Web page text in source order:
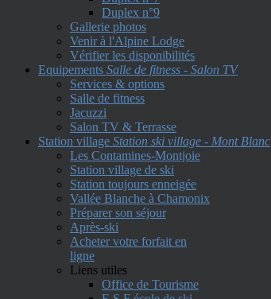
Duplex n°9
Gallerie photos
Venir à l'Alpine Lodge
Vérifier les disponibilités
Equipements Salle de fitness - Salon TV
Services & options
Salle de fitness
Jacuzzi
Salon TV & Terrasse
Station village Station ski village - Mont Blanc
Les Contamines-Montjoie
Station village de ski
Station toujours enneigée
Vallée Blanche à Chamonix
Préparer son séjour
Après-ski
Acheter votre forfait en
ligne
Liens utiles
Office de Tourisme